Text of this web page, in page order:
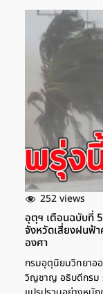
252 views
อุตุฯ เตือนฉบับที่
จังหวัดเสี่ยงฝนฟ้
องศา
กรมอุตุนิยมวิทยาอ
วิญชาญ อธิบดีกรม